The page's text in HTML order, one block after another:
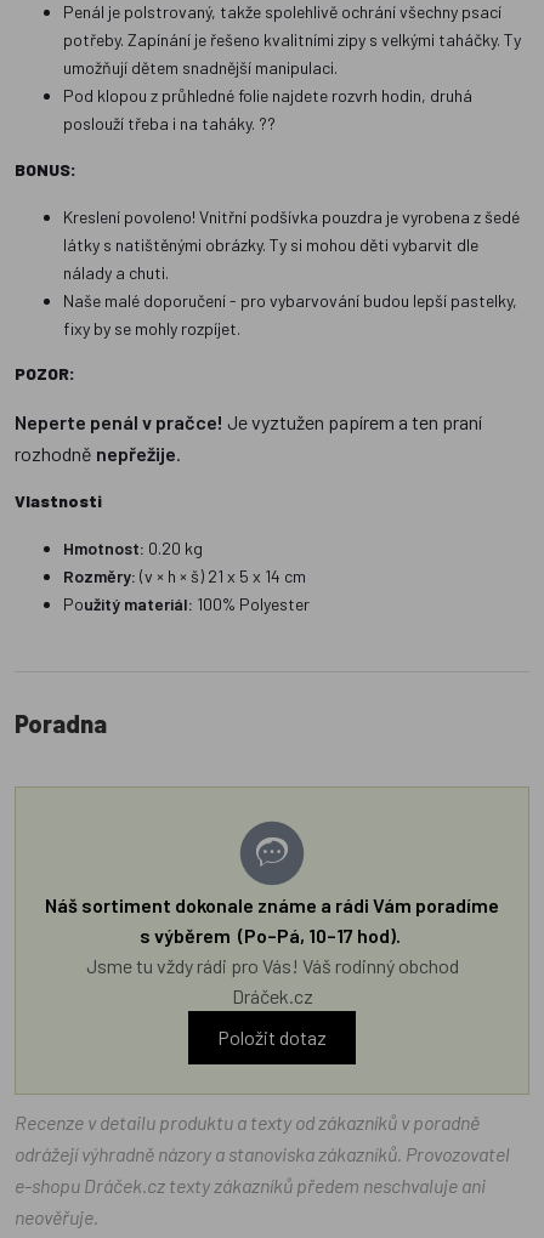
Penál je polstrovaný, takže spolehlivě ochrání všechny psací
potřeby. Zapínání je řešeno kvalitními zipy s velkými taháčky. Ty
umožňují dětem snadnější manipulaci.
Pod klopou z průhledné folie najdete rozvrh hodin, druhá
poslouží třeba i na taháky. ??
BONUS:
Kreslení povoleno! Vnitřní podšívka pouzdra je vyrobena z šedé
látky s natištěnými obrázky. Ty si mohou děti vybarvit dle
nálady a chuti.
Naše malé doporučení - pro vybarvování budou lepší pastelky,
fixy by se mohly rozpíjet.
POZOR:
Neperte penál v pračce! Je vyztužen papírem a ten praní
rozhodně nepřežije
Vlastnosti
Hmotnost: 0.20 kg
Rozměry: (v × h × š) 21 x 5 x 14 cm
Použitý materiál: 100% Polyester
Poradna
Náš sortiment dokonale známe a rádi Vám poradíme
s výběrem (Po–Pá, 10–17 hod).
Jsme tu vždy rádi pro Vás! Váš rodinný obchod
Dráček.cz
Položit dotaz
Recenze v detailu produktu a texty od zákazníků v poradně
odrážejí výhradně názory a stanoviska zákazníků. Provozovatel
e-shopu Dráček.cz texty zákazníků předem neschvaluje ani
neověřuje.